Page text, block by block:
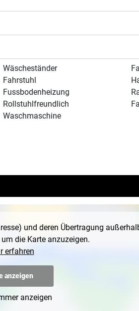
Wäscheständer
Fahrstuhl
Fussbodenheizung
Rollstuhlfreundlich
Waschmaschine
und deren Übertragung
die Karte anzuzeigen.
erfahren
anzeigen
anzeigen